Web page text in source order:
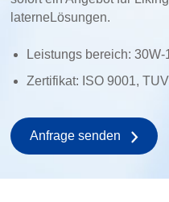
laterneLösungen.
Leistungs bereich: 30W-
Zertifikat: ISO 9001,
Anfrage senden